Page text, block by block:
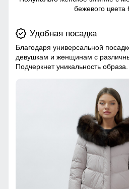
бежевого цвета
Удобная посадка
Благодаря универсальной
девушкам и женщинам с
Подчеркнет уникальность образа.